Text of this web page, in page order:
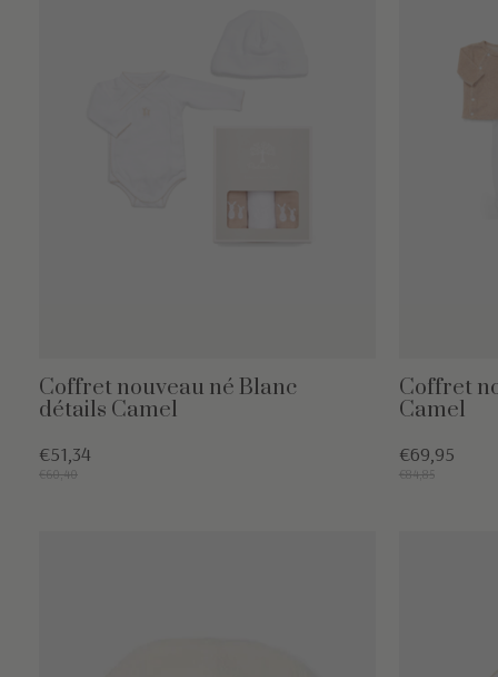
Coffret nouveau né Blanc
détails Camel
€51,34
€60,40
Coffret
Camel
€69,95
€84,85